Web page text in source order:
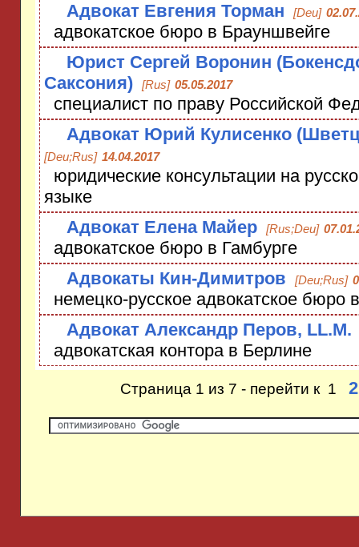
Адвокат Евгения Торман
[Deu]
адвокатское бюро в Брауншвейге
Юрист Сергей Воронин
Саксония)
[Rus] 05.05.2017
специалист по праву Российской
Адвокат Юрий Кулисенко
[Deu;Rus] 14.04.2017
юридические консультации на
языке
Адвокат Елена Майер
[Rus;Deu]
адвокатское бюро в Гамбурге
Адвокаты Кин-Димитров
[Deu;Rus]
немецко-русское адвокатское бюро
Адвокат Александр Перов, LL.M.
адвокатская контора в Берлине
Страница 1 из 7 - перейти к 1 2